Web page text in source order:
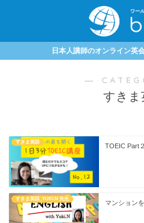
日本人講師のオンライン英
―
すきま
すきま英語
TOEIC Part
すきま英語_YUKI.N 先生
マンション